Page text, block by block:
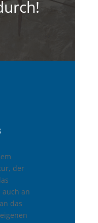
der
auch an
das